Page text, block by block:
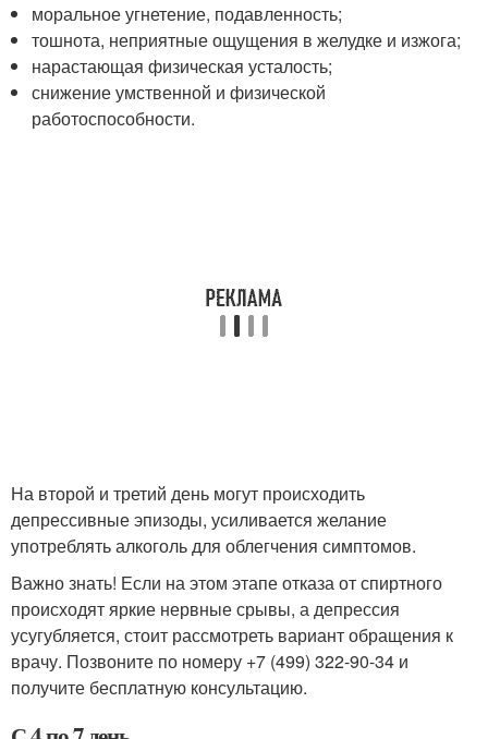
моральное угнетение, подавленность;
тошнота, неприятные ощущения в желудке и изжога;
нарастающая физическая усталость;
снижение умственной и физической
работоспособности.
На второй и третий день могут происходить
депрессивные эпизоды, усиливается желание
употреблять алкоголь для облегчения симптомов.
Важно знать! Если на этом этапе отказа от спиртного
происходят яркие нервные срывы, а депрессия
усугубляется, стоит рассмотреть вариант обращения к
врачу. Позвоните по номеру +7 (499) 322-90-34 и
получите бесплатную консультацию.